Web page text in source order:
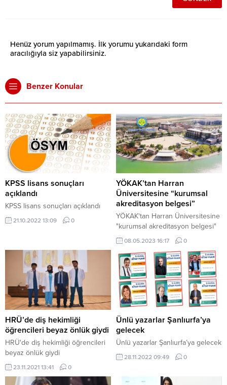
Henüz yorum yapılmamış. İlk yorumu yukarıdaki form
aracılığıyla siz yapabilirsiniz.
Benzer Konular
KPSS lisans sonuçları
açıklandı
KPSS lisans sonuçları açıklandı
21.10.2022 13:09 0
YÖKAK’tan Harran
Üniversitesine “kurumsal
akreditasyon belgesi”
YÖKAK'tan Harran Üniversitesine
"kurumsal akreditasyon belgesi"
08.05.2023 16:17 0
HRÜ’de diş hekimliği
öğrencileri beyaz önlük giydi
HRÜ'de diş hekimliği öğrencileri
beyaz önlük giydi
23.11.2021 13:41 0
Ünlü yazarlar Şanlıurfa’ya
gelecek
Ünlü yazarlar Şanlıurfa’ya gelecek
28.11.2022 09:49 0